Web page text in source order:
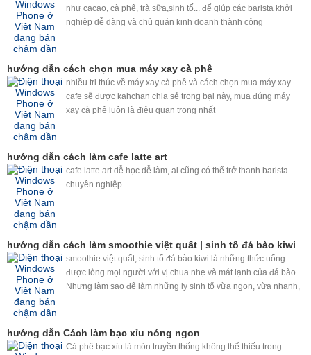
như cacao, cà phê, trà sữa,sinh tố... để giúp các barista khởi
nghiệp dễ dàng và chủ quán kinh doanh thành công
hướng dẫn cách chọn mua máy xay cà phê
nhiều tri thúc về máy xay cà phê và cách chọn mua máy xay
cafe sẽ được kahchan chia sẻ trong bại này, mua đúng máy
xay cà phê luôn là điệu quan trọng nhất
hướng dẫn cách làm cafe latte art
cafe latte art dễ học dễ làm, ai cũng có thể trở thanh barista
chuyên nghiệp
hướng dẫn cách làm smoothie việt quất | sinh tố đá bào kiwi
smoothie việt quất, sinh tố đá bào kiwi là những thức uống
được lòng mọi người với vị chua nhẹ và mát lạnh của đá bào.
Nhưng làm sao để làm những ly sinh tố vừa ngon, vừa nhanh,
hướng dẫn Cách làm bạc xỉu nóng ngon
Cà phê bạc xỉu là món truyền thống không thể thiếu trong